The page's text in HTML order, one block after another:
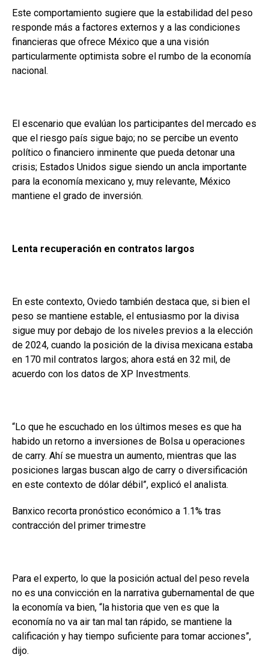
Este comportamiento sugiere que la estabilidad del peso
responde más a factores externos y a las condiciones
financieras que ofrece México que a una visión
particularmente optimista sobre el rumbo de la economía
nacional.
El escenario que evalúan los participantes del mercado es
que el riesgo país sigue bajo; no se percibe un evento
político o financiero inminente que pueda detonar una
crisis; Estados Unidos sigue siendo un ancla importante
para la economía mexicano y, muy relevante, México
mantiene el grado de inversión.
Lenta recuperación en contratos largos
En este contexto, Oviedo también destaca que, si bien el
peso se mantiene estable, el entusiasmo por la divisa
sigue muy por debajo de los niveles previos a la elección
de 2024, cuando la posición de la divisa mexicana estaba
en 170 mil contratos largos; ahora está en 32 mil, de
acuerdo con los datos de XP Investments.
“Lo que he escuchado en los últimos meses es que ha
habido un retorno a inversiones de Bolsa u operaciones
de carry. Ahí se muestra un aumento, mientras que las
posiciones largas buscan algo de carry o diversificación
en este contexto de dólar débil”, explicó el analista.
Banxico recorta pronóstico económico a 1.1% tras
contracción del primer trimestre
Para el experto, lo que la posición actual del peso revela
no es una convicción en la narrativa gubernamental de que
la economía va bien, “la historia que ven es que la
economía no va air tan mal tan rápido, se mantiene la
calificación y hay tiempo suficiente para tomar acciones”,
dijo.